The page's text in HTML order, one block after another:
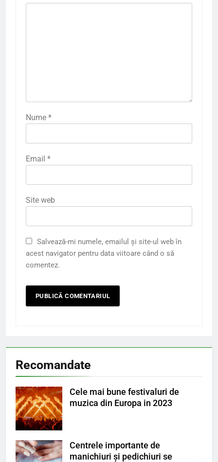
Nume *
Email *
Site web
Salvează-mi numele, emailul și site-ul web în
acest navigator pentru data viitoare când o să
comentez.
Recomandate
Cele mai bune festivaluri de
muzica din Europa in 2023
Centrele importante de
manichiuri și pedichiuri se